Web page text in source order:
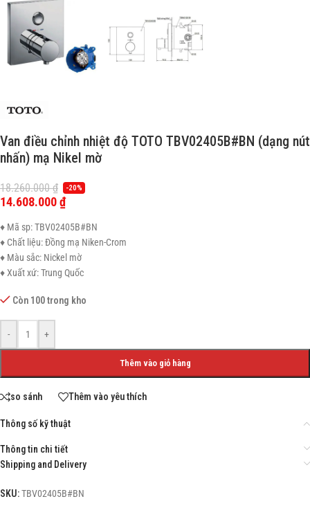
Van điều chỉnh nhiệt độ TOTO TBV02405B#BN (dạng nút
nhấn) mạ Nikel mờ
18.260.000₫ -20%
14.608.000₫
♦ Mã sp: TBV02405B#BN
♦ Chất liệu: Đồng mạ Niken-Crom
♦ Màu sắc: Nickel mờ
♦ Xuất xứ: Trung Quốc
Còn 100 trong kho
- +
Thêm vào giỏ hàng
so sánh Thêm vào yêu thích
Thông số kỹ thuật
Thông tin chi tiết
Shipping and Delivery
SKU:TBV02405B#BN